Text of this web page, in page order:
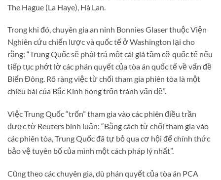
The Hague (La Haye), Hà Lan.
Trong khi đó, chuyên gia an ninh Bonnies Glaser thuộc Viện
Nghiên cứu chiến lược và quốc tế ở Washington lại cho
rằng: “Trung Quốc sẽ phải trả một cái giá tầm cỡ quốc tế nếu
tiếp tục phớt lờ các phán quyết của tòa án quốc tế về vấn đề
Biển Đông. Rõ ràng việc từ chối tham gia phiên tòa là một
chiêu bài của Bắc Kinh hòng trốn tránh vấn đề”.
Việc Trung Quốc “trốn” tham gia vào các phiên điều trần
được tờ Reuters bình luận: “Bằng cách từ chối tham gia vào
các phiên tòa, Trung Quốc đã tự bỏ qua cơ hội để chính thức
bảo vệ tuyên bố của mình một cách pháp lý nhất”.
Cũng theo các chuyên gia, dù phán quyết của tòa án PCA